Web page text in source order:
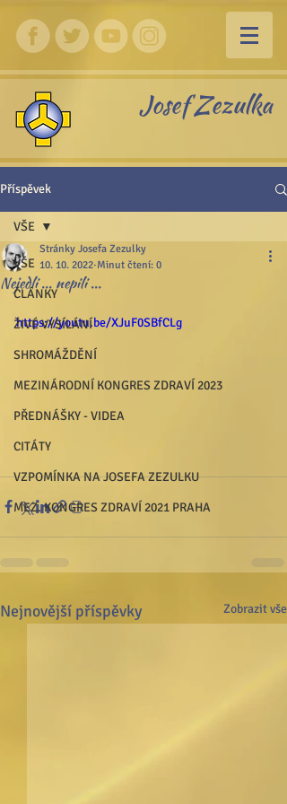
Josef Zezulka
Příspěvek
VŠE
ČLÁNKY
ŽIVÉ VYSÍLÁNÍ
SHROMÁŽDĚNÍ
MEZINÁRODNÍ KONGRES ZDRAVÍ 2023
PŘEDNÁŠKY - VIDEA
CITÁTY
VZPOMÍNKA NA JOSEFA ZEZULKU
MEZ. KONGRES ZDRAVÍ 2021 PRAHA
VŠE
Nejedli ... nepili ...
Stránky Josefa Zezulky
10. 10. 2022 Minut čtení: 0
https://youtu.be/XJuF0SBfCLg
Nejnovější příspěvky Zobrazit vše